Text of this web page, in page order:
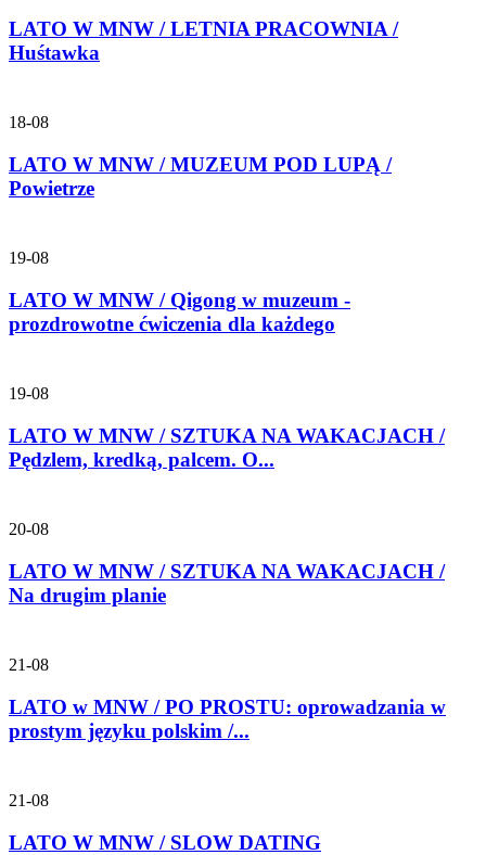
LATO W MNW / LETNIA PRACOWNIA /
Huśtawka
18-08
LATO W MNW / MUZEUM POD LUPĄ /
Powietrze
19-08
LATO W MNW / Qigong w muzeum -
prozdrowotne ćwiczenia dla każdego
19-08
LATO W MNW / SZTUKA NA WAKACJACH /
Pędzlem, kredką, palcem. O...
20-08
LATO W MNW / SZTUKA NA WAKACJACH /
Na drugim planie
21-08
LATO w MNW / PO PROSTU: oprowadzania w
prostym języku polskim /...
21-08
LATO W MNW / SLOW DATING